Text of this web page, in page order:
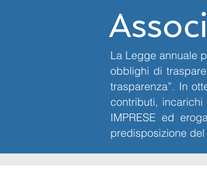
La Legge annuale
obblighi di
trasparenza”. In
contributi, incarichi
IMPRESE ed
predisposizione